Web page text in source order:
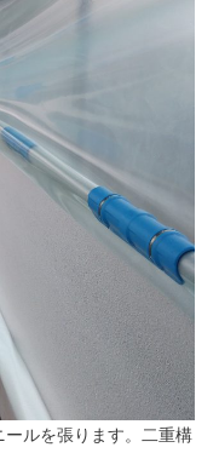
ルを張ります。二重構